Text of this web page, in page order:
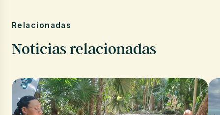
Relacionadas
Noticias relacionadas